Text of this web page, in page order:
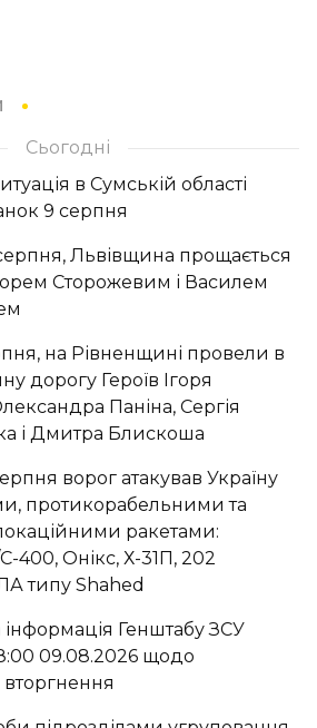
Сьогодні
в Сумській області
9 серпня
Львівщина прощається
Сторожевим і Василем
на Рівненщині провели в
дорогу Героїв Ігоря
Паніна, Сергія
і Дмитра Блискоша
ворог атакував Україну
протикорабельними та
ракетами:
400, Онікс, Х-31П, 202
типу Shahed
Генштабу ЗСУ
09.08.2026 щодо
вторгнення